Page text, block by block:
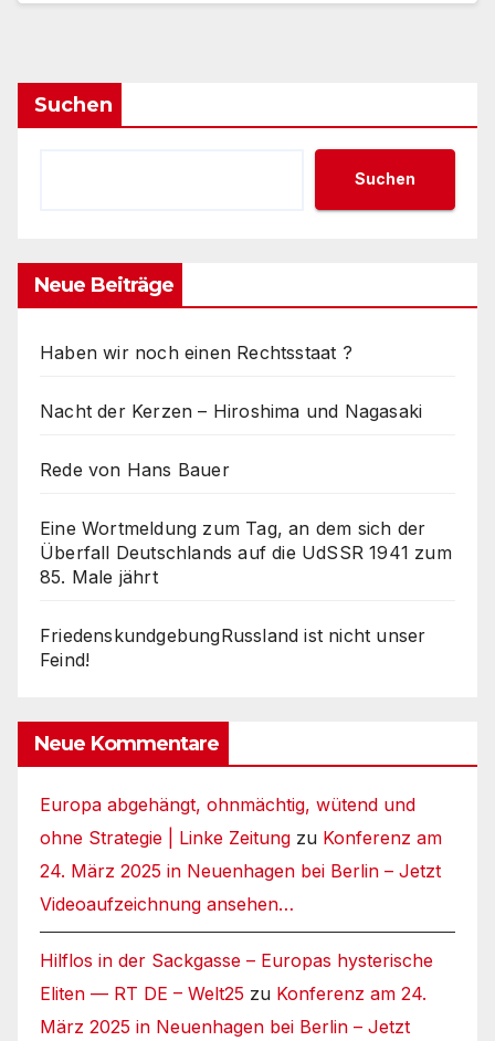
Suchen
Suchen
Neue Beiträge
Haben wir noch einen Rechtsstaat ?
Nacht der Kerzen – Hiroshima und Nagasaki
Rede von Hans Bauer
Eine Wortmeldung zum Tag, an dem sich der
Überfall Deutschlands auf die UdSSR 1941 zum
85. Male jährt
FriedenskundgebungRussland ist nicht unser
Feind!
Neue Kommentare
Europa abgehängt, ohnmächtig, wütend und
ohne Strategie | Linke Zeitung zu Konferenz am
24. März 2025 in Neuenhagen bei Berlin – Jetzt
Videoaufzeichnung ansehen…
Hilflos in der Sackgasse – Europas hysterische
Eliten — RT DE – Welt25 zu Konferenz am 24.
März 2025 in Neuenhagen bei Berlin – Jetzt